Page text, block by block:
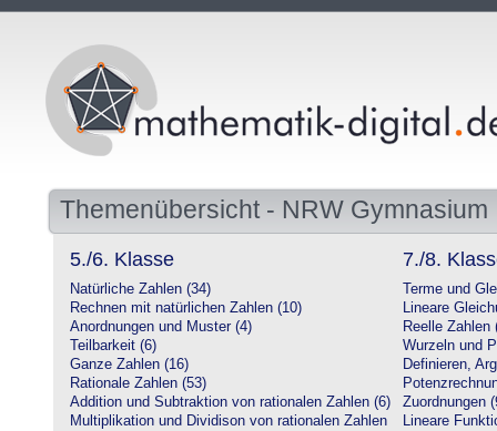
Themenübersicht - NRW Gymnasium
5./6. Klasse
Natürliche Zahlen (34)
Rechnen mit natürlichen Zahlen (10)
Anordnungen und Muster (4)
Teilbarkeit (6)
Ganze Zahlen (16)
Rationale Zahlen (53)
Addition und Subtraktion von rationalen Zahlen (6)
Multiplikation und Dividison von rationalen Zahlen
7./8.
Terme und
Lineare
Reelle Zahlen
Wurzeln und
Definieren,
Zuordnungen
Lineare